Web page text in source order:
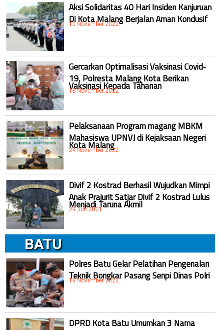
Aksi Solidaritas 40 Hari Insiden Kanjuruan
Di Kota Malang Berjalan Aman Kondusif
10 November 2022
Gercarkan Optimalisasi Vaksinasi Covid-
19, Polresta Malang Kota Berikan
Vaksinasi Kepada Tahanan
18 November 2022
Pelaksanaan Program magang MBKM
Mahasiswa UPNVJ di Kejaksaan Negeri
Kota Malang
24 November 2022
Divif 2 Kostrad Berhasil Wujudkan Mimpi
Anak Prajurit Satjar Divif 2 Kostrad Lulus
Menjadi Taruna Akmil
29 Juli 2021
BATU
Polres Batu Gelar Pelatihan Pengenalan
Teknik Bongkar Pasang Senpi Dinas Polri
18 November 2022
DPRD Kota Batu Umumkan 3 Nama